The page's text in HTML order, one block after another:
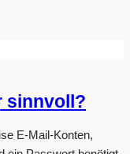
sinnvoll?
E-Mail-Konten,